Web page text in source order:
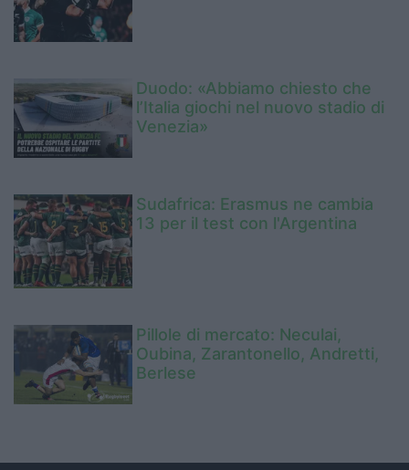
Duodo: «Abbiamo chiesto che
l’Italia giochi nel nuovo stadio di
Venezia»
Sudafrica: Erasmus ne cambia
13 per il test con l'Argentina
Pillole di mercato: Neculai,
Oubina, Zarantonello, Andretti,
Berlese